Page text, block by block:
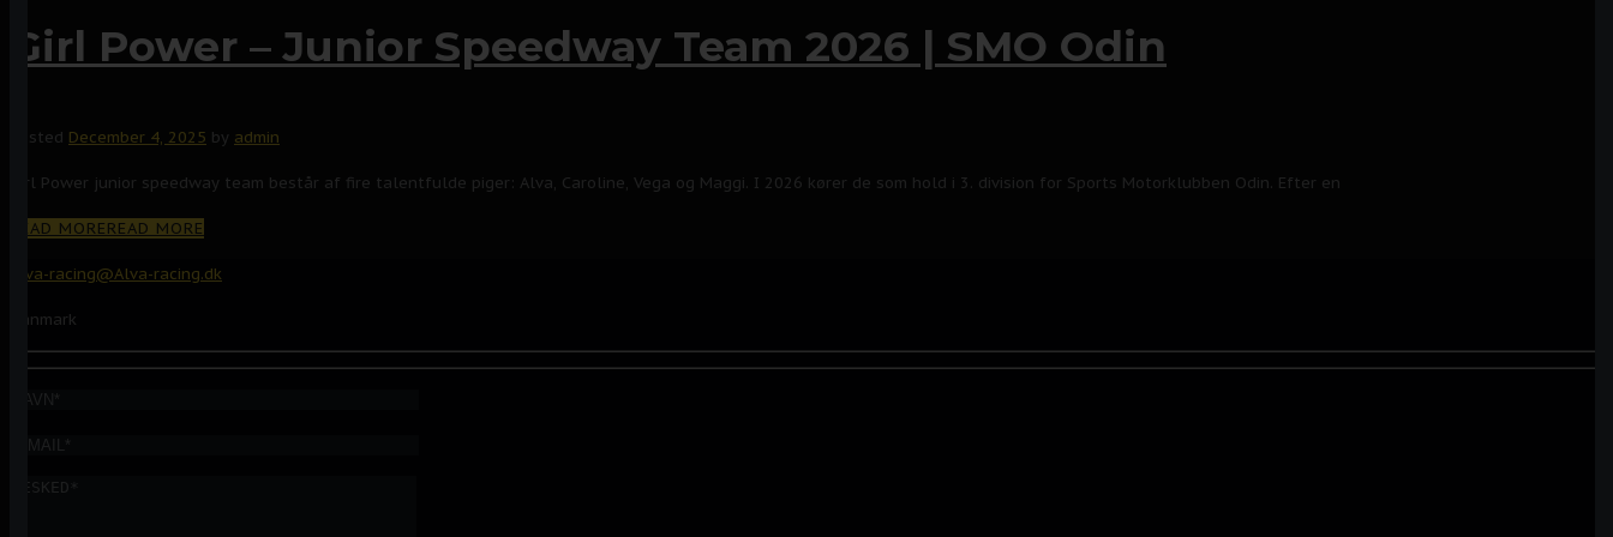
Girl Power – Junior Speedway Team 2026 | SMO Odin
Posted December 4, 2025 by admin
Girl Power junior speedway team består af fire talentfulde piger: Alva, Caroline, Vega og Maggi. I 2026 kører de som hold i 3. division for Sports Motorklubben Odin. Efter en
READ MOREREAD MORE
Alva-racing@Alva-racing.dk
Danmark